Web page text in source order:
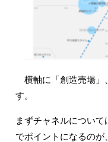
横軸に「創造売場」
す。
まずチャネルについ
でポイントになるの